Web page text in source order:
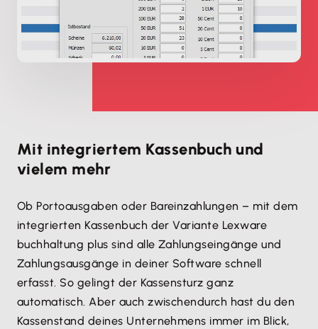
Mit integriertem Kassenbuch und
vielem mehr
Ob Portoausgaben oder Bareinzahlungen – mit dem
integrierten Kassenbuch der Variante Lexware
buchhaltung plus sind alle Zahlungseingänge und
Zahlungsausgänge in deiner Software schnell
erfasst. So gelingt der Kassensturz ganz
automatisch. Aber auch zwischendurch hast du den
Kassenstand deines Unternehmens immer im Blick,